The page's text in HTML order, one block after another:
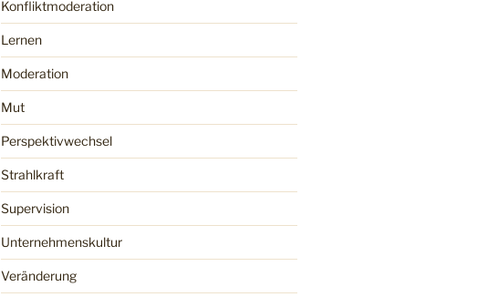
Konfliktmoderation
Lernen
Moderation
Mut
Perspektivwechsel
Strahlkraft
Supervision
Unternehmenskultur
Veränderung